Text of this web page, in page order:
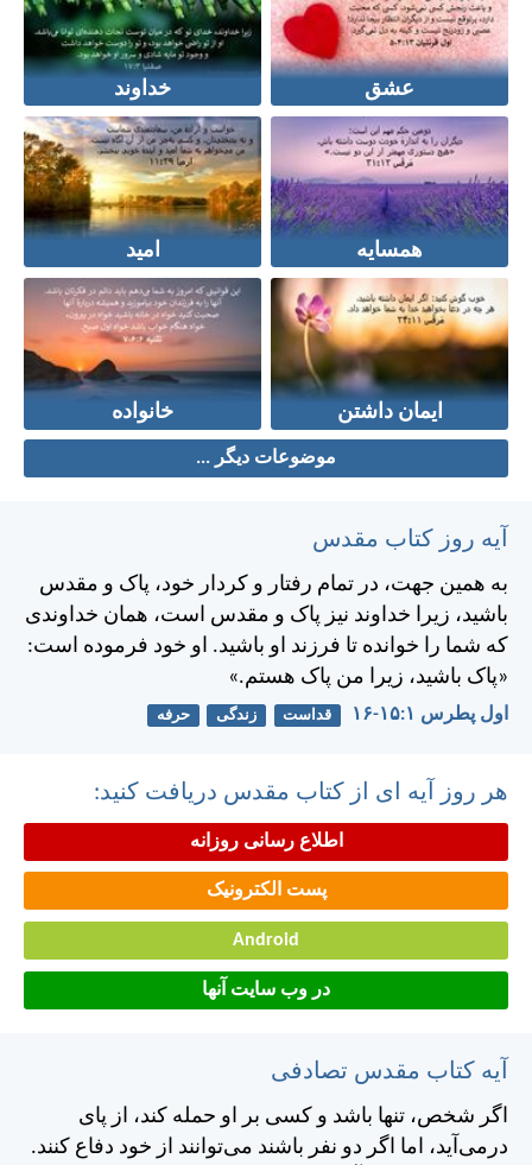
عشق خداوند
همسایه امید
ایمان داشتن خانواده
موضوعات دیگر ...
آیه روز کتاب مقدس
به همين جهت، در تمام رفتار و كردار خود، پاک و مقدس
باشيد، زيرا خداوند نيز پاک و مقدس است، همان خداوندی
كه شما را خوانده تا فرزند او باشيد. او خود فرموده است:
«پاک باشيد، زيرا من پاک هستم.»
اول پطرس ۱:‏۱۵-‏۱۶ قداست زندگی حرفه
هر روز آیه ای از کتاب مقدس دریافت کنید:
اطلاع رسانی روزانه
پست الکترونیک
Android
در وب سایت آنها
آیه کتاب مقدس تصادفی
اگر شخص، تنها باشد و كسی بر او حمله كند، از پای
درمی‌آيد، اما اگر دو نفر باشند می‌توانند از خود دفاع كنند.